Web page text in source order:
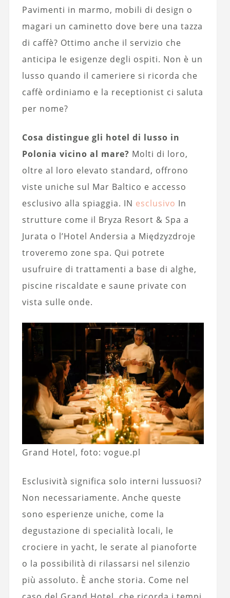
Pavimenti in marmo, mobili di design o
magari un caminetto dove bere una tazza
di caffè? Ottimo anche il servizio che
anticipa le esigenze degli ospiti. Non è un
lusso quando il cameriere si ricorda che
caffè ordiniamo e la receptionist ci saluta
per nome?
Cosa distingue gli hotel di lusso in
Polonia vicino al mare? Molti di loro,
oltre al loro elevato standard, offrono
viste uniche sul Mar Baltico e accesso
esclusivo alla spiaggia. IN esclusivo In
strutture come il Bryza Resort & Spa a
Jurata o l’Hotel Andersia a Międzyzdroje
troveremo zone spa. Qui potrete
usufruire di trattamenti a base di alghe,
piscine riscaldate e saune private con
vista sulle onde.
Grand Hotel, foto: vogue.pl
Esclusività significa solo interni lussuosi?
Non necessariamente. Anche queste
sono esperienze uniche, come la
degustazione di specialità locali, le
crociere in yacht, le serate al pianoforte
o la possibilità di rilassarsi nel silenzio
più assoluto. È anche storia. Come nel